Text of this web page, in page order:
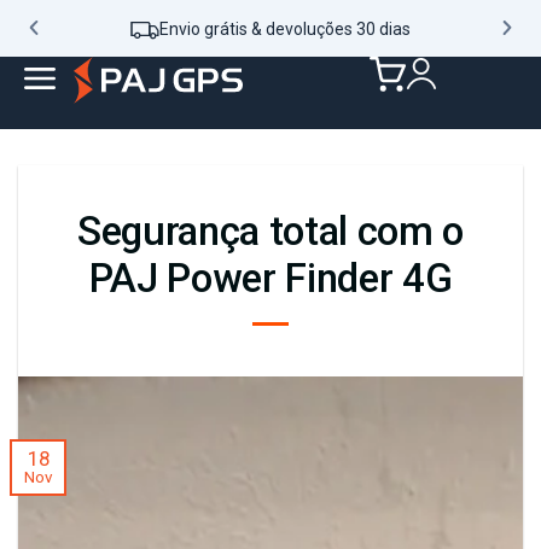
Envio grátis & devoluções 30 dias
Segurança total com o
PAJ Power Finder 4G
18
Nov